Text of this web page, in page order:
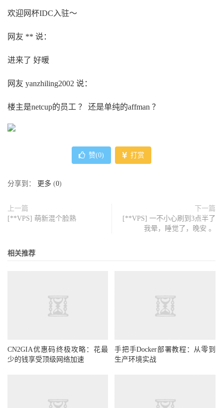
欢迎网杯IDC入驻～
网友 ** 说：
进来了 好暖
网友 yanzhiling2002 说：
楼主是netcup的员工 ？ 还是单纯的affman ？
赞(0) 打赏
分享到： 更多 (0)
上一篇
[**VPS] 萌新混个脸熟
下一篇
[**VPS] 一不小心刷到3点半了
我晕，睡觉了，晚安 。
相关推荐
CN2GIA优惠码终极攻略：花最
少的钱享受顶级网络加速
手把手Docker部署教程：从零到
生产环境实战